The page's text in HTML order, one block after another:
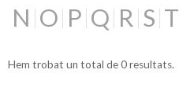
N O P Q R S T
Hem trobat un total de 0 resultats.